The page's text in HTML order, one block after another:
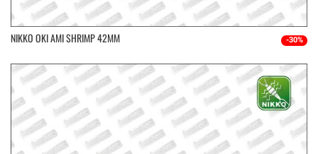
NIKKO OKI AMI SHRIMP 42MM -30%